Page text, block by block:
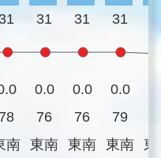
31 31 31 31
0.0 0.0 0.0
78 76 76 79
南 東南 東南 東南 東